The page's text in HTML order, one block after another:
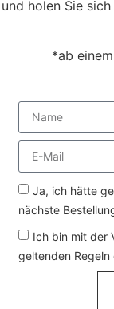
und holen Sie
*ab
Ja, ich hätte
nächste
Ich bin mit der
geltenden Regeln